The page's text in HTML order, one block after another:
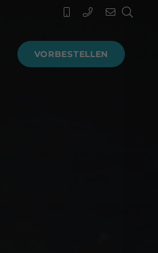
VORBESTELLEN